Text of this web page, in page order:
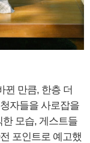
뀐 만큼, 한층 더
자들을 사로잡을
모습, 게스트들
포인트로 예고했